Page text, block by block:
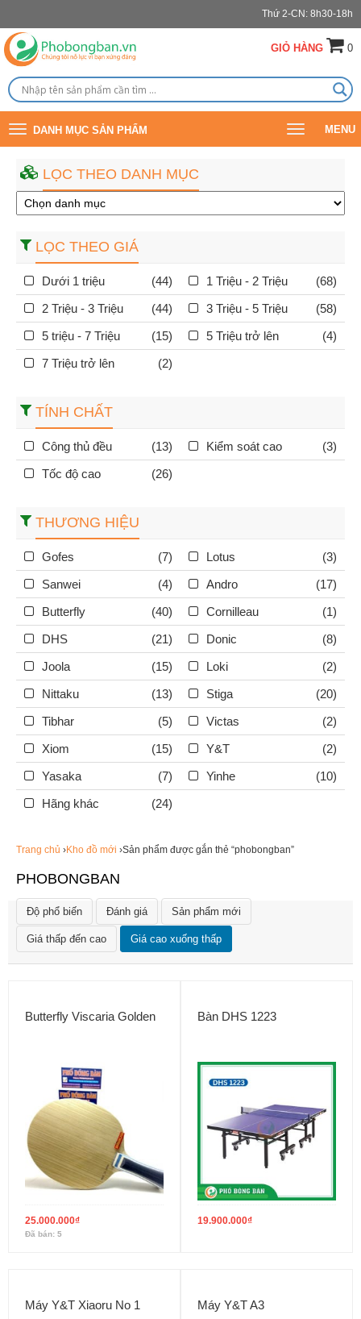
Thứ 2-CN: 8h30-18h
GIỎ HÀNG 0
Toggle
navigation
DANH MỤC SẢN PHẨM
Toggle
navigation
MENU
LỌC THEO DANH MỤC
LỌC THEO GIÁ
Dưới 1 triệu (44) 1 Triệu - 2 Triệu
(68)
2 Triệu - 3 Triệu
(44) 3 Triệu - 5 Triệu
(58)
5 triệu - 7 Triệu
(15) 5 Triệu trở lên
(4)
7 Triệu trở lên
(2)
TÍNH CHẤT
Công thủ đều (13) Kiểm soát cao
(3)
Tốc độ cao
(26)
THƯƠNG HIỆU
Gofes (7) Lotus
(3)
Sanwei
(4) Andro
(17)
Butterfly
(40) Cornilleau
(1)
DHS
(21) Donic
(8)
Joola
(15) Loki
(2)
Nittaku
(13) Stiga
(20)
Tibhar
(5) Victas
(2)
Xiom
(15) Y&T
(2)
Yasaka
(7) Yinhe
(10)
Hãng khác
(24)
Trang chủ ›Kho đồ mới ›Sản phẩm được gắn thẻ “phobongban”
PHOBONGBAN
Độ phổ biến Đánh giá Sản phẩm mới
Giá thấp đến cao Giá cao xuống thấp
Butterfly Viscaria Golden
25.000.000₫
Đã bán: 5
Bàn DHS 1223
19.900.000₫
Máy Y&T Xiaoru No 1 Máy Y&T A3